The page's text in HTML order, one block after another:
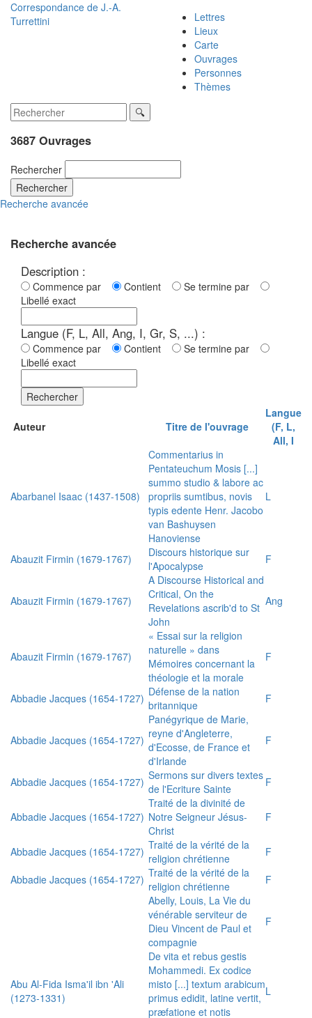
Correspondance de J.-A.
Turrettini
Lettres
Lieux
Carte
Ouvrages
Personnes
Thèmes
3687 Ouvrages
Rechercher
Rechercher
Recherche avancée
Recherche avancée
Description :
Commence par Contient
Se termine par
Libellé exact
Langue (F, L, All, Ang, I, Gr, S, ...) :
Commence par Contient
Se termine par
Libellé exact
Rechercher
Auteur Titre de l'ouvrage
Langue
(F, L,
All, I
Abarbanel Isaac (1437-1508)
Commentarius in
Pentateuchum Mosis [...]
summo studio & labore ac
propriis sumtibus, novis
typis edente Henr. Jacobo
van Bashuysen
Hanoviense
L
Abauzit Firmin (1679-1767)
Discours historique sur
l'Apocalypse
F
Abauzit Firmin (1679-1767)
A Discourse Historical and
Critical, On the
Revelations ascrib'd to St
John
Ang
Abauzit Firmin (1679-1767)
« Essai sur la religion
naturelle » dans
Mémoires concernant la
théologie et la morale
F
Abbadie Jacques (1654-1727) Défense de la nation
britannique
F
Abbadie Jacques (1654-1727)
Panégyrique de Marie,
reyne d'Angleterre,
d'Ecosse, de France et
d'Irlande
F
Abbadie Jacques (1654-1727) Sermons sur divers textes
de l'Ecriture Sainte
F
Abbadie Jacques (1654-1727)
Traité de la divinité de
Notre Seigneur Jésus-
Christ
F
Abbadie Jacques (1654-1727) Traité de la vérité de la
religion chrétienne
F
Abbadie Jacques (1654-1727) Traité de la vérité de la
religion chrétienne
F
Abelly, Louis, La Vie du
vénérable serviteur de
Dieu Vincent de Paul et
compagnie
F
Abu Al-Fida Isma'il ibn 'Ali
(1273-1331)
De vita et rebus gestis
Mohammedi. Ex codice
misto [...] textum arabicum
primus edidit, latine vertit,
præfatione et notis
L